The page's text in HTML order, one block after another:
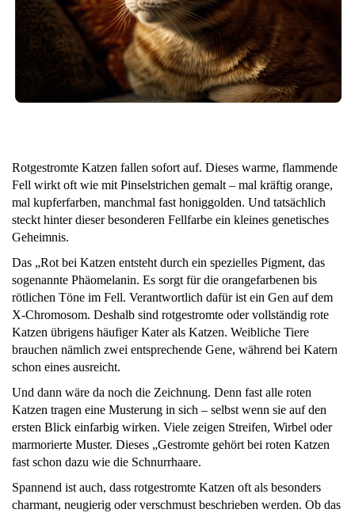
Rotgestromte Katzen fallen sofort auf. Dieses warme, flammende
Fell wirkt oft wie mit Pinselstrichen gemalt – mal kräftig orange,
mal kupferfarben, manchmal fast honiggolden. Und tatsächlich
steckt hinter dieser besonderen Fellfarbe ein kleines genetisches
Geheimnis.
Das „Rot bei Katzen entsteht durch ein spezielles Pigment, das
sogenannte Phäomelanin. Es sorgt für die orangefarbenen bis
rötlichen Töne im Fell. Verantwortlich dafür ist ein Gen auf dem
X-Chromosom. Deshalb sind rotgestromte oder vollständig rote
Katzen übrigens häufiger Kater als Katzen. Weibliche Tiere
brauchen nämlich zwei entsprechende Gene, während bei Katern
schon eines ausreicht.
Und dann wäre da noch die Zeichnung. Denn fast alle roten
Katzen tragen eine Musterung in sich – selbst wenn sie auf den
ersten Blick einfarbig wirken. Viele zeigen Streifen, Wirbel oder
marmorierte Muster. Dieses „Gestromte gehört bei roten Katzen
fast schon dazu wie die Schnurrhaare.
Spannend ist auch, dass rotgestromte Katzen oft als besonders
charmant, neugierig oder verschmust beschrieben werden. Ob das